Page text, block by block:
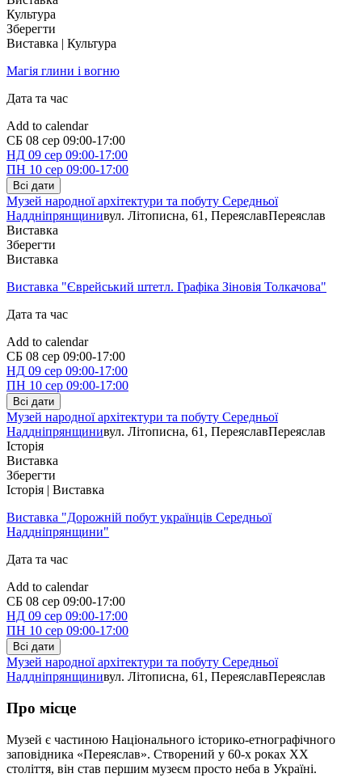
Культура
Зберегти
Виставка | Культура
Магія глини і вогню
Дата та час
Add to calendar
СБ 08 сер 09:00-17:00
НД 09 сер 09:00-17:00
ПН 10 сер 09:00-17:00
Всі дати
Музей народної архітектури та побуту Середньої
Наддніпрянщинивул. Літописна, 61, ПереяславПереяслав
Виставка
Зберегти
Виставка
Виставка "Єврейський штетл. Графіка Зіновія Толкачова"
Дата та час
Add to calendar
СБ 08 сер 09:00-17:00
НД 09 сер 09:00-17:00
ПН 10 сер 09:00-17:00
Всі дати
Музей народної архітектури та побуту Середньої
Наддніпрянщинивул. Літописна, 61, ПереяславПереяслав
Історія
Виставка
Зберегти
Історія | Виставка
Виставка "Дорожній побут українців Середньої
Наддніпрянщини"
Дата та час
Add to calendar
СБ 08 сер 09:00-17:00
НД 09 сер 09:00-17:00
ПН 10 сер 09:00-17:00
Всі дати
Музей народної архітектури та побуту Середньої
Наддніпрянщинивул. Літописна, 61, ПереяславПереяслав
Про місце
Музей є частиною Національного історико-етнографічного
заповідника «Переяслав». Створений у 60-х роках ХХ
століття, він став першим музеєм просто неба в Україні.